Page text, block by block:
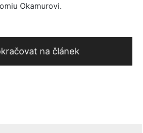
Okamurovi.
na článek